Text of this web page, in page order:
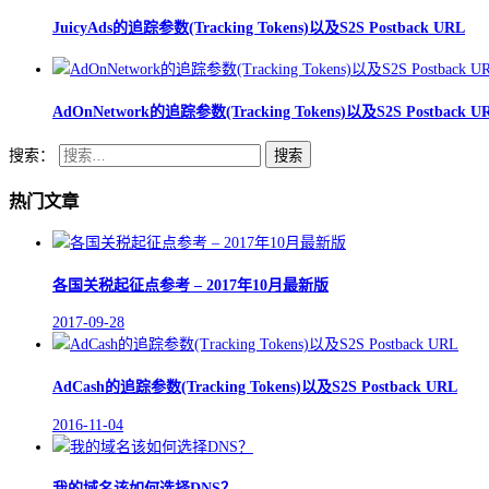
JuicyAds的追踪参数(Tracking Tokens)以及S2S Postback URL
AdOnNetwork的追踪参数(Tracking Tokens)以及S2S Postback
搜索：
热门文章
各国关税起征点参考 – 2017年10月最新版
2017-09-28
AdCash的追踪参数(Tracking Tokens)以及S2S Postback URL
2016-11-04